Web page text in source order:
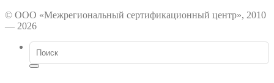
© ООО «Межрегиональный сертификационный центр», 2010
— 2026